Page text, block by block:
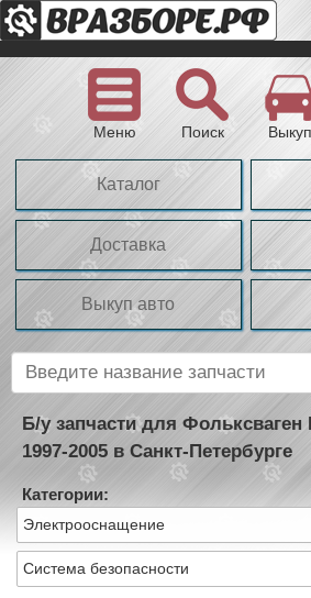
Меню Поиск Выкуп
Каталог
Доставка
Выкуп авто
Б/у запчасти для
1997-2005 в Санкт-Петербурге
Категории:
Электрооснащение
Система безопасности